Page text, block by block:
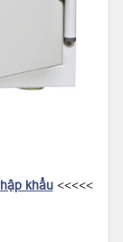
khẩu<<<<<